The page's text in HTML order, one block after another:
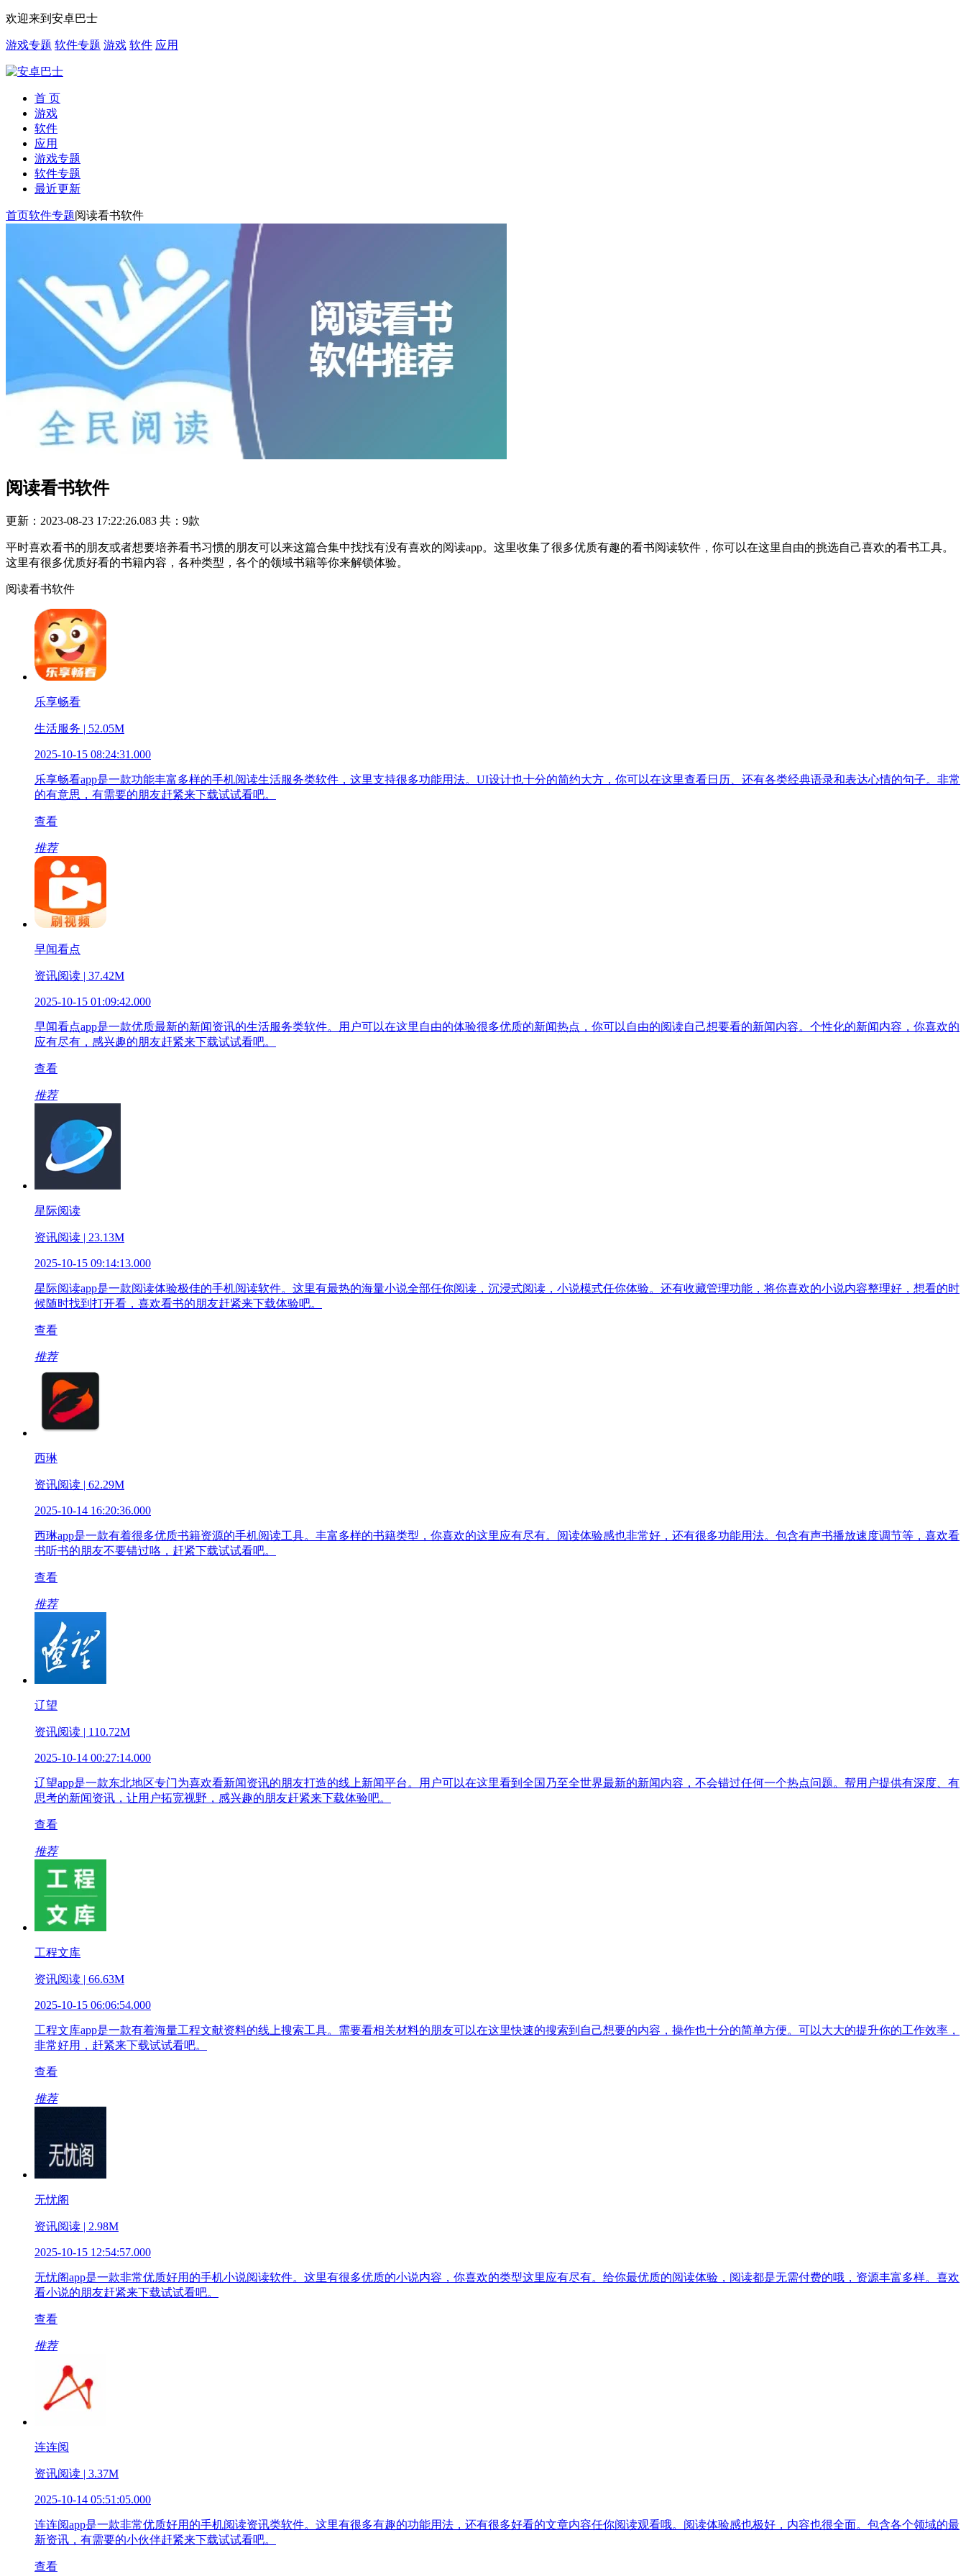
欢迎来到安卓巴士
游戏专题 软件专题 游戏 软件 应用
首 页
游戏
软件
应用
游戏专题
软件专题
最近更新
首页软件专题阅读看书软件
阅读看书软件
更新：2023-08-23 17:22:26.083 共：9款
平时喜欢看书的朋友或者想要培养看书习惯的朋友可以来这篇合集中找找有没有喜欢的阅读app。这里收集了很多优质有趣的看书阅读软件，你可以在这里自由的挑选自己喜欢的看书工具。
这里有很多优质好看的书籍内容，各种类型，各个的领域书籍等你来解锁体验。
阅读看书软件
乐享畅看
生活服务 | 52.05M
2025-10-15 08:24:31.000
乐享畅看app是一款功能丰富多样的手机阅读生活服务类软件，这里支持很多功能用法。UI设计也十分的简约大方，你可以在这里查看日历、还有各类经典语录和表达心情的句子。非常
的有意思，有需要的朋友赶紧来下载试试看吧。
查看
推荐
早闻看点
资讯阅读 | 37.42M
2025-10-15 01:09:42.000
早闻看点app是一款优质最新的新闻资讯的生活服务类软件。用户可以在这里自由的体验很多优质的新闻热点，你可以自由的阅读自己想要看的新闻内容。个性化的新闻内容，你喜欢的
应有尽有，感兴趣的朋友赶紧来下载试试看吧。
查看
推荐
星际阅读
资讯阅读 | 23.13M
2025-10-15 09:14:13.000
星际阅读app是一款阅读体验极佳的手机阅读软件。这里有最热的海量小说全部任你阅读，沉浸式阅读，小说模式任你体验。还有收藏管理功能，将你喜欢的小说内容整理好，想看的时
候随时找到打开看，喜欢看书的朋友赶紧来下载体验吧。
查看
推荐
西琳
资讯阅读 | 62.29M
2025-10-14 16:20:36.000
西琳app是一款有着很多优质书籍资源的手机阅读工具。丰富多样的书籍类型，你喜欢的这里应有尽有。阅读体验感也非常好，还有很多功能用法。包含有声书播放速度调节等，喜欢看
书听书的朋友不要错过咯，赶紧下载试试看吧。
查看
推荐
辽望
资讯阅读 | 110.72M
2025-10-14 00:27:14.000
辽望app是一款东北地区专门为喜欢看新闻资讯的朋友打造的线上新闻平台。用户可以在这里看到全国乃至全世界最新的新闻内容，不会错过任何一个热点问题。帮用户提供有深度、有
思考的新闻资讯，让用户拓宽视野，感兴趣的朋友赶紧来下载体验吧。
查看
推荐
工程文库
资讯阅读 | 66.63M
2025-10-15 06:06:54.000
工程文库app是一款有着海量工程文献资料的线上搜索工具。需要看相关材料的朋友可以在这里快速的搜索到自己想要的内容，操作也十分的简单方便。可以大大的提升你的工作效率，
非常好用，赶紧来下载试试看吧。
查看
推荐
无忧阁
资讯阅读 | 2.98M
2025-10-15 12:54:57.000
无忧阁app是一款非常优质好用的手机小说阅读软件。这里有很多优质的小说内容，你喜欢的类型这里应有尽有。给你最优质的阅读体验，阅读都是无需付费的哦，资源丰富多样。喜欢
看小说的朋友赶紧来下载试试看吧。
查看
推荐
连连阅
资讯阅读 | 3.37M
2025-10-14 05:51:05.000
连连阅app是一款非常优质好用的手机阅读资讯类软件。这里有很多有趣的功能用法，还有很多好看的文章内容任你阅读观看哦。阅读体验感也极好，内容也很全面。包含各个领域的最
新资讯，有需要的小伙伴赶紧来下载试试看吧。
查看